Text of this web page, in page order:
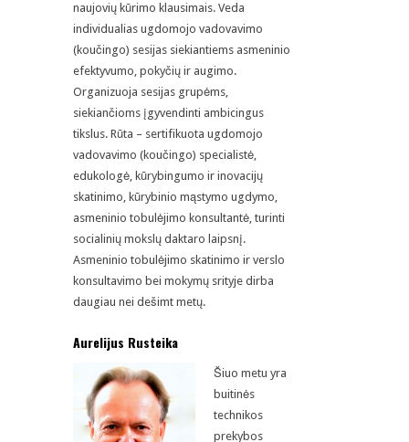
naujovių kūrimo klausimais. Veda
individualias ugdomojo vadovavimo
(koučingo) sesijas siekiantiems asmeninio
efektyvumo, pokyčių ir augimo.
Organizuoja sesijas grupėms,
siekiančioms įgyvendinti ambicingus
tikslus. Rūta – sertifikuota ugdomojo
vadovavimo (koučingo) specialistė,
edukologė, kūrybingumo ir inovacijų
skatinimo, kūrybinio mąstymo ugdymo,
asmeninio tobulėjimo konsultantė, turinti
socialinių mokslų daktaro laipsnį.
Asmeninio tobulėjimo skatinimo ir verslo
konsultavimo bei mokymų srityje dirba
daugiau nei dešimt metų.
Aurelijus Rusteika
Šiuo metu yra
buitinės
technikos
prekybos